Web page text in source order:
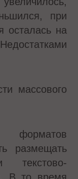
при
осталась на
массового
форматов
размещать
текстово-
В то время